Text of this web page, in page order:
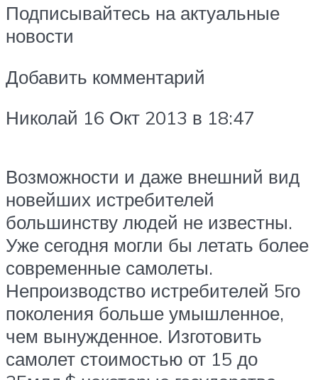
Подписывайтесь на актуальные
новости
Добавить комментарий
Николай 16 Окт 2013 в 18:47
Возможности и даже внешний вид
новейших истребителей
большинству людей не известны.
Уже сегодня могли бы летать более
современные самолеты.
Непроизводство истребителей 5го
поколения больше умышленное,
чем вынужденное. Изготовить
самолет стоимостью от 15 до